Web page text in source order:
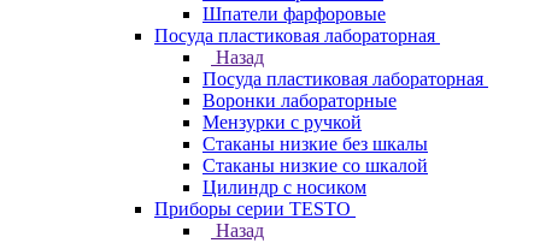
Шпатели фарфоровые
Посуда пластиковая лабораторная
Назад
Посуда пластиковая лабораторная
Воронки лабораторные
Мензурки с ручкой
Стаканы низкие без шкалы
Стаканы низкие со шкалой
Цилиндр с носиком
Приборы серии TESTO
Назад